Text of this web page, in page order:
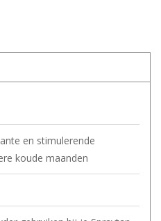
en stimulerende
koude maanden